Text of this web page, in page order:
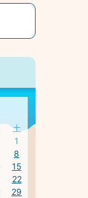
土
1
8
15
22
29